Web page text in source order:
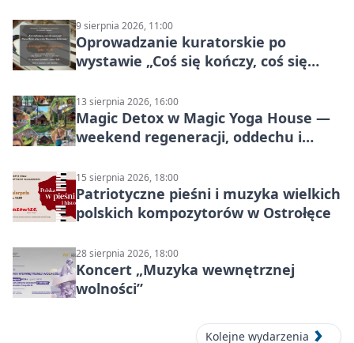
9 sierpnia 2026, 11:00
Oprowadzanie kuratorskie po
wystawie „Coś się kończy, coś się
Mazowsza do Korony”
13 sierpnia 2026, 16:00
Magic Detox w Magic Yoga House —
weekend regeneracji, oddechu i
15 sierpnia 2026, 18:00
Patriotyczne pieśni i muzyka wielkich
polskich kompozytorów w Ostrołęce
28 sierpnia 2026, 18:00
Koncert „Muzyka wewnętrznej
wolności”
Kolejne wydarzenia